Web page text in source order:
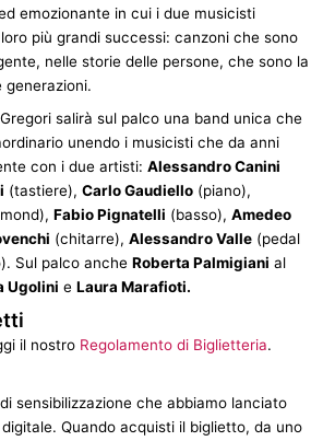
emozionante in cui i due musicisti
più grandi successi: canzoni che sono
nelle storie delle persone, che sono la
generazioni.
salirà sul palco una band unica che
unendo i musicisti che da anni
con i due artisti: Alessandro Canini
(tastiere), Carlo Gaudiello(piano),
Fabio Pignatelli (basso), Amedeo
(chitarre), Alessandro Valle(pedal
Sul palco anche Roberta Palmigiani al
Ugolini e Laura Marafioti.
il nostro Regolamento di Biglietteria.
sensibilizzazione che abbiamo lanciato
digitale. Quando acquisti il biglietto, da uno